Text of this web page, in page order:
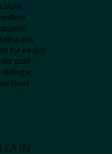
butik
oss
för kedjor
guld
IN